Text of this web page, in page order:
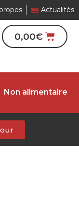
Actualités
0,00€
Non alimentaire